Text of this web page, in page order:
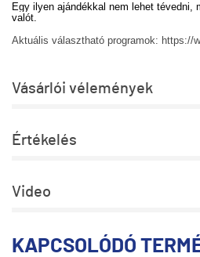
Egy ilyen ajándékkal nem lehet tévedni,
valót.
Aktuális választható programok: https://
Vásárlói vélemények
Értékelés
Video
KAPCSOLÓDÓ